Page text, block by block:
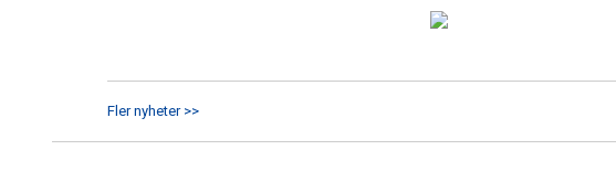
Fler nyheter >>